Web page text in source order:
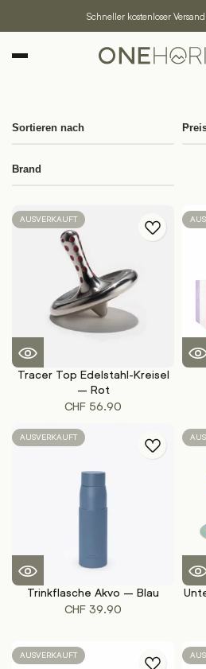
Schneller kostenloser
Sortieren nach
Brand
AUSVERKAUFT
Tracer Top Edelstahl-Kreisel
– Rot
CHF 56.90
AUSVERKAUFT
Trinkflasche Akvo – Blau
CHF 39.90
AUSVERKAUFT